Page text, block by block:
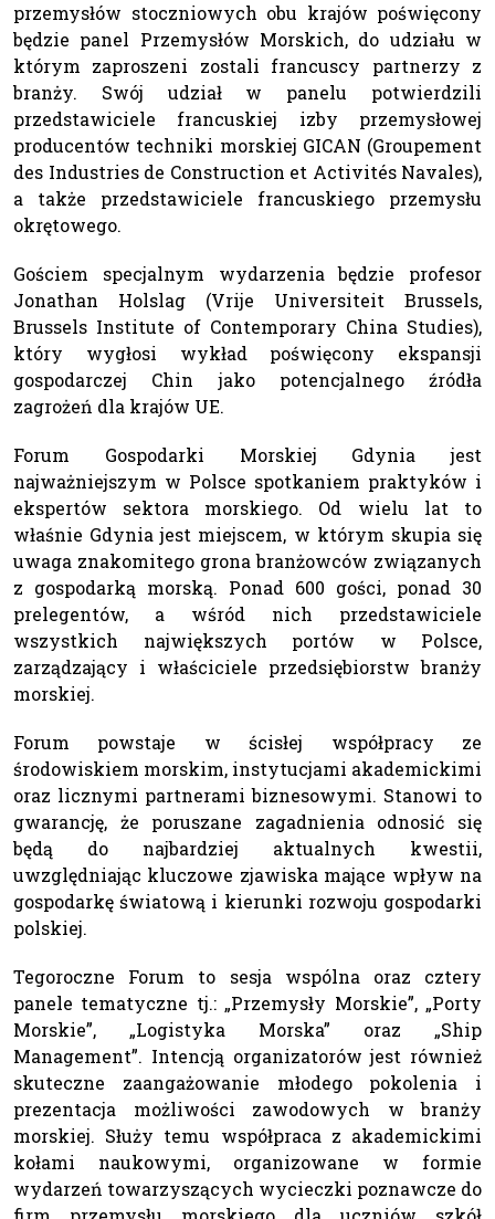
przemysłów stoczniowych obu krajów poświęcony
będzie panel Przemysłów Morskich, do udziału w
którym zaproszeni zostali francuscy partnerzy z
branży. Swój udział w panelu potwierdzili
przedstawiciele francuskiej izby przemysłowej
producentów techniki morskiej GICAN (Groupement
des Industries de Construction et Activités Navales),
a także przedstawiciele francuskiego przemysłu
okrętowego.
Gościem specjalnym wydarzenia będzie profesor
Jonathan Holslag (Vrije Universiteit Brussels,
Brussels Institute of Contemporary China Studies),
który wygłosi wykład poświęcony ekspansji
gospodarczej Chin jako potencjalnego źródła
zagrożeń dla krajów UE.
Forum Gospodarki Morskiej Gdynia jest
najważniejszym w Polsce spotkaniem praktyków i
ekspertów sektora morskiego. Od wielu lat to
właśnie Gdynia jest miejscem, w którym skupia się
uwaga znakomitego grona branżowców związanych
z gospodarką morską. Ponad 600 gości, ponad 30
prelegentów, a wśród nich przedstawiciele
wszystkich największych portów w Polsce,
zarządzający i właściciele przedsiębiorstw branży
morskiej.
Forum powstaje w ścisłej współpracy ze
środowiskiem morskim, instytucjami akademickimi
oraz licznymi partnerami biznesowymi. Stanowi to
gwarancję, że poruszane zagadnienia odnosić się
będą do najbardziej aktualnych kwestii,
uwzględniając kluczowe zjawiska mające wpływ na
gospodarkę światową i kierunki rozwoju gospodarki
polskiej.
Tegoroczne Forum to sesja wspólna oraz cztery
panele tematyczne tj.: „Przemysły Morskie”, „Porty
Morskie”, „Logistyka Morska” oraz „Ship
Management”. Intencją organizatorów jest również
skuteczne zaangażowanie młodego pokolenia i
prezentacja możliwości zawodowych w branży
morskiej. Służy temu współpraca z akademickimi
kołami naukowymi, organizowane w formie
wydarzeń towarzyszących wycieczki poznawcze do